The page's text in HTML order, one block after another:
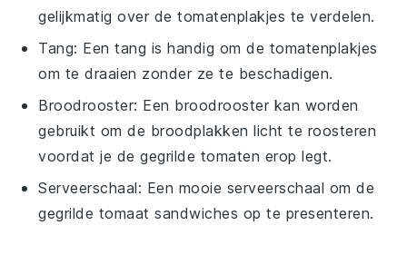
gelijkmatig over de tomatenplakjes te verdelen.
Tang: Eentang is handig om de tomatenplakjes
om te draaien zonder ze te beschadigen.
Broodrooster: Een broodrooster kan worden
gebruikt om de broodplakken licht te roosteren
voordat je de gegrilde tomaten erop legt.
Serveerschaal: Een mooie serveerschaal om de
gegrilde tomaat sandwiches op te presenteren.